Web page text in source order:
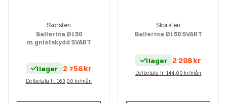
Skorsten
Ballerina Ø150
m.gnistskydd SVART
I lager 2 756kr
Delbetala fr. 163,00 kr/mån
Skorsten
Ballerina Ø150 SVART
I lager 2 298kr
Delbetala fr. 144,00 kr/mån